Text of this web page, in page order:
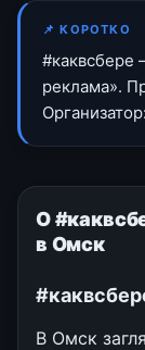
📌 КОРОТКО
реклама».
О
в Омск
В Омск